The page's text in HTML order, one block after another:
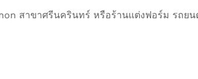
สาขาศรีนครินทร์ หรือร้านแต่งฟอร์ม รถย